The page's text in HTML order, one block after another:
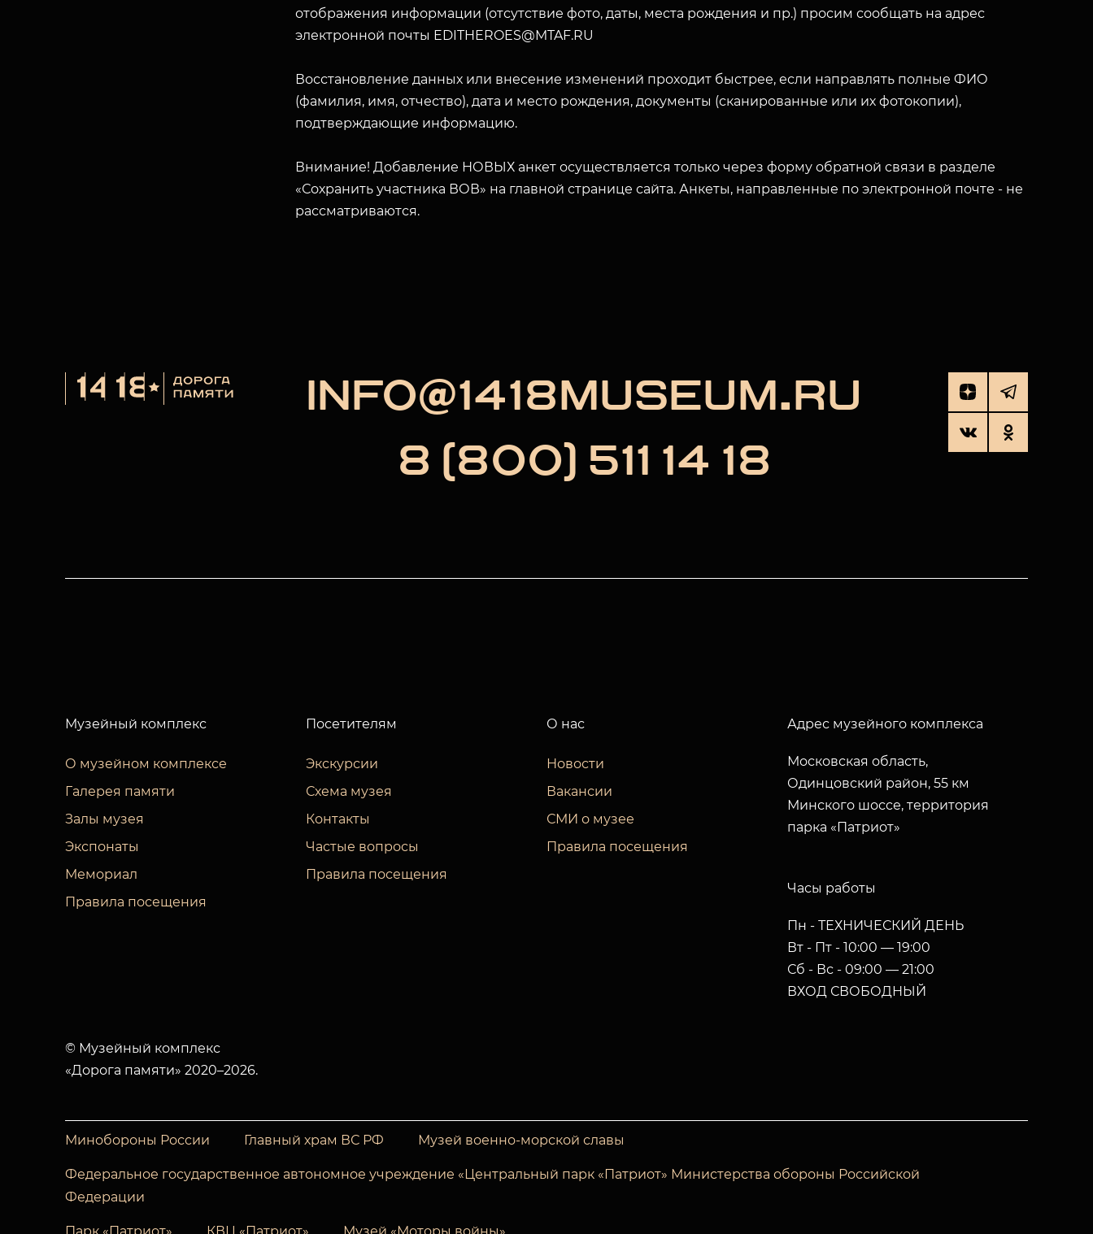
ЗАКРЫТЬ
отображения информации (отсутствие фото, даты, места рождения и пр.) просим сообщать на адрес
электронной почты EDITHEROES@MTAF.RU
Восстановление данных или внесение изменений проходит быстрее, если направлять полные ФИО
(фамилия, имя, отчество), дата и место рождения, документы (сканированные или их фотокопии),
подтверждающие информацию.
Внимание! Добавление НОВЫХ анкет осуществляется только через форму обратной связи в разделе
«Сохранить участника ВОВ» на главной странице сайта. Анкеты, направленные по электронной почте - не
рассматриваются.
INFO@1418MUSEUM.RU
8 (800) 511 14 18
Музейный комплекс
О музейном комплексе
Галерея памяти
Залы музея
Экспонаты
Мемориал
Правила посещения
Посетителям
Экскурсии
Схема музея
Контакты
Частые вопросы
Правила посещения
О нас
Новости
Вакансии
СМИ о музее
Правила посещения
Адрес музейного комплекса
Московская область,
Одинцовский район, 55 км
Минского шоссе, территория
парка «Патриот»
Часы работы
Пн - ТЕХНИЧЕСКИЙ ДЕНЬ
Вт - Пт - 10:00 — 19:00
Сб - Вс - 09:00 — 21:00
ВХОД СВОБОДНЫЙ
© Музейный комплекс
«Дорога памяти» 2020–2026.
Минобороны России Главный храм ВС РФ Музей военно-морской славы
Федеральное государственное автономное учреждение «Центральный парк «Патриот» Министерства обороны Российской
Федерации